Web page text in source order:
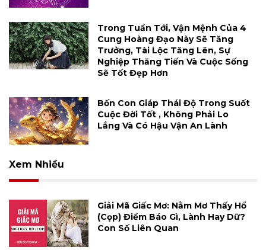
Trong Tuần Tới, Vận Mệnh Của 4
Cung Hoàng Đạo Này Sẽ Tăng
Trưởng, Tài Lộc Tăng Lên, Sự
Nghiệp Thăng Tiến Và Cuộc Sống
Sẽ Tốt Đẹp Hơn
Bốn Con Giáp Thái Độ Trong Suốt
Cuộc Đời Tốt , Không Phải Lo
Lắng Và Có Hậu Vận An Lành
Xem Nhiều
Giải Mã Giấc Mơ: Nằm Mơ Thấy Hổ
(cọp) Điềm Báo Gì, Lành Hay Dữ?
Con Số Liên Quan